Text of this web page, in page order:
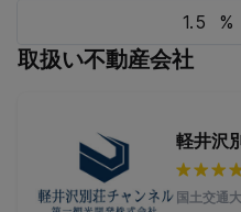
%
取扱い不動産会社
国土交通